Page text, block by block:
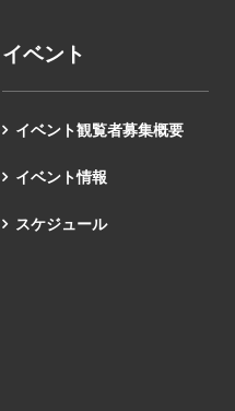
イベント
イベント観覧者募集概要
イベント情報
スケジュール